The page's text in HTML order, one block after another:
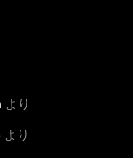
より
より